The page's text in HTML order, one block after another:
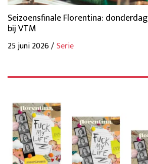
Seizoensfinale Florentina:
bij VTM
25 juni 2026 /Serie